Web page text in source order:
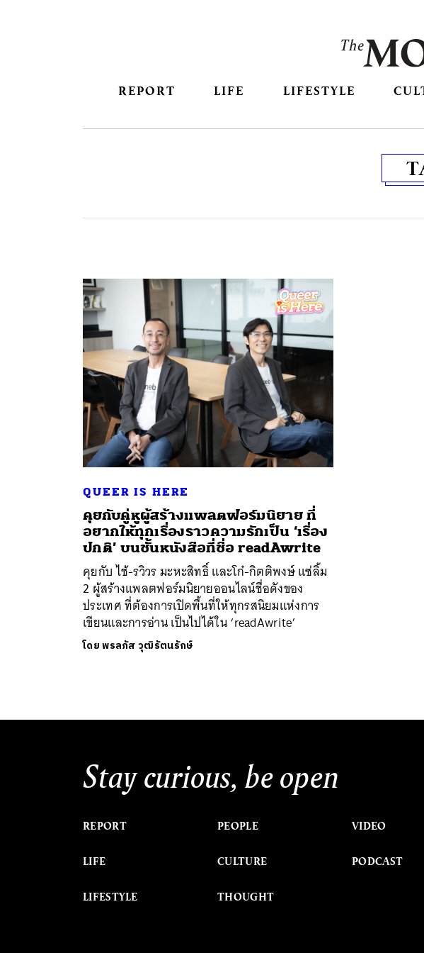
REPORT LIFE LIFESTYLE
QUEER IS HERE
คุยกับคู่หูผู้สร้างแพลตฟอร์มนิยาย ที่
อยากให้ทุกเรื่องราวความรักเป็น ‘เรื่อง
ปกติ’ บนชั้นหนังสือที่ชื่อ readAwrite
คุยกับ ไช้-รวิวร มะหะสิทธิ์ และโก๋-กิตติพงษ์ แซ่ลิ้ม
2 ผู้สร้างแพลตฟอร์มนิยายออนไลน์ชื่อดังของ
ประเทศ ที่ต้องการเปิดพื้นที่ให้ทุกรสนิยมแห่งการ
เขียนและการอ่าน เป็นไปได้ใน ‘readAwrite’
โดยพรลภัส วุฒิรัตนรักษ์
Stay curious, be open
REPORT
LIFE
LIFESTYLE
PEOPLE
CULTURE
THOUGHT
VIDEO
PODCAST
ค้นหา